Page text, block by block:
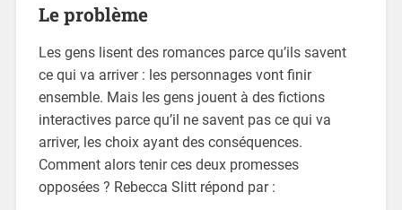
Le problème
Les gens lisent des romances parce qu’ils savent
ce qui va arriver : les personnages vont finir
ensemble. Mais les gens jouent à des fictions
interactives parce qu’il ne savent pas ce qui va
arriver, les choix ayant des conséquences.
Comment alors tenir ces deux promesses
opposées ? Rebecca Slitt répond par :